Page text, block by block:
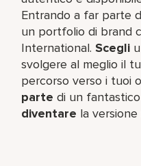
Entrando a far parte
un portfolio di brand
International.Scegli
svolgere al meglio il
percorso verso i tuoi
parte di un
diventare la